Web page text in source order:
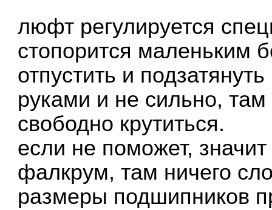
люфт регулируется
стопорится маленьким
отпустить и подзатянуть
руками и не сильно,
свободно крутиться.
если не поможет,
фалкрум, там ничего
размеры подшипников